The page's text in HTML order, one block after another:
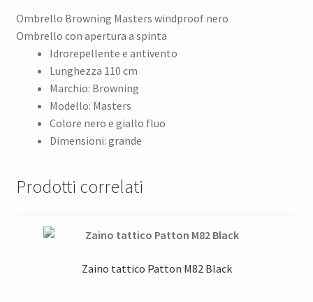
Ombrello Browning Masters windproof nero
Ombrello con apertura a spinta
Idrorepellente e antivento
Lunghezza 110 cm
Marchio: Browning
Modello: Masters
Colore nero e giallo fluo
Dimensioni: grande
Prodotti correlati
Zaino tattico Patton M82 Black